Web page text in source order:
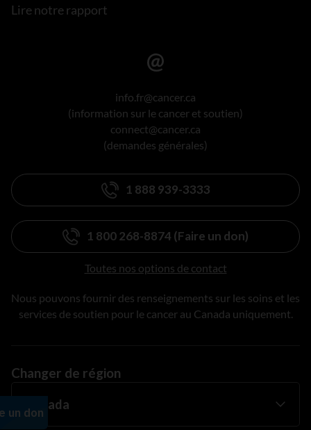
Lire notre rapport
info.fr@cancer.ca
(information sur le cancer et soutien)
connect@cancer.ca
(demandes générales)
1 888 939-3333
1 800 268-8874 (Faire un don)
Toutes nos options de contact
Nous pouvons fournir des renseignements sur les soins et les
services de soutien pour le cancer au Canada uniquement.
Changer de région